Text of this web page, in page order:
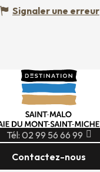
Signaler une erreur
Tél: 02 99 56 66 99
Contactez-nous